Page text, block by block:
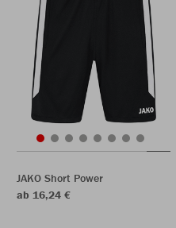
JAKO Short Power
ab 16,24 €